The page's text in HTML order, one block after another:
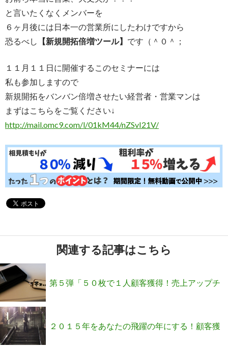
と言いたくなくメンバーを
６ヶ月後には日本一の営業所にしたわけですから
恐るべし
【新規開拓倍増ツール】 です（＾０＾；
１１月１１日に開催するこのセミナーには
私も参加しますので
新規開拓をバンバン倍増させたい経営者・営業マンは
まずはこちらをご覧ください↓
http://mail.omc9.com/l/01kM44/nZSvI21V/
関連する記事はこちら
第５弾「５０枚で１人顧客獲得！売上アップチ
ラシ公開セミナー」のお知らせ
２０１５年をあなたの飛躍の年にする！顧客獲